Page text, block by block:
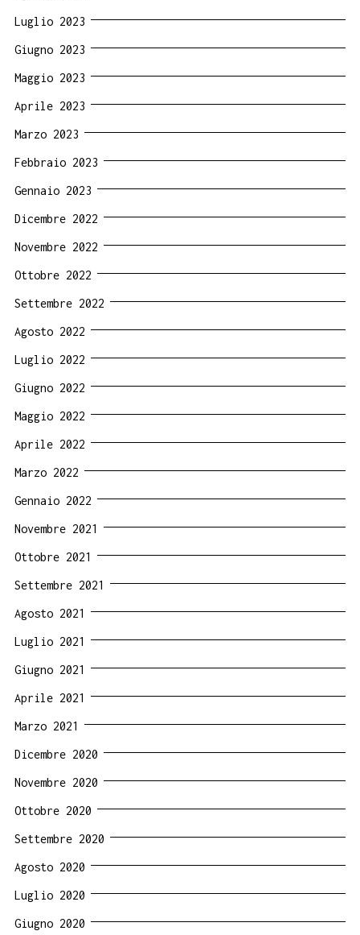
Luglio 2023
Giugno 2023
Maggio 2023
Aprile 2023
Marzo 2023
Febbraio 2023
Gennaio 2023
Dicembre 2022
Novembre 2022
Ottobre 2022
Settembre 2022
Agosto 2022
Luglio 2022
Giugno 2022
Maggio 2022
Aprile 2022
Marzo 2022
Gennaio 2022
Novembre 2021
Ottobre 2021
Settembre 2021
Agosto 2021
Luglio 2021
Giugno 2021
Aprile 2021
Marzo 2021
Dicembre 2020
Novembre 2020
Ottobre 2020
Settembre 2020
Agosto 2020
Luglio 2020
Giugno 2020